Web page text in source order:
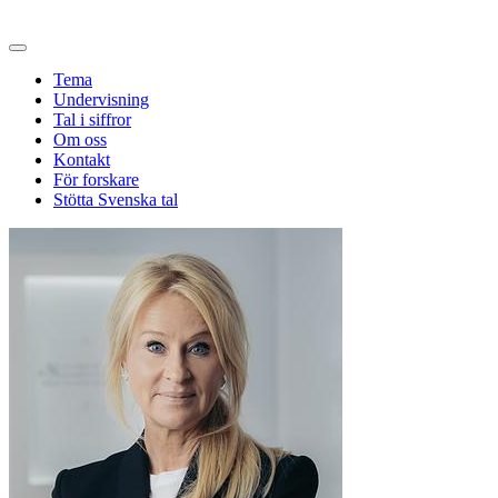
Tema
Undervisning
Tal i siffror
Om oss
Kontakt
För forskare
Stötta Svenska tal